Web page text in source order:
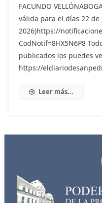
FACUNDO
válida para el días 22
2026)https://
CodNotif=8HX5N6P8
publicados los puedes
https://
Leer más...